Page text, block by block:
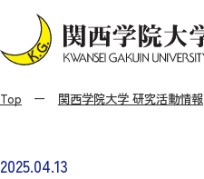
Top 関西学院大学 研究活動情報
2025.04.13